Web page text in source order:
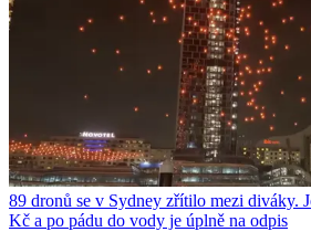
89 dronů se v Sydney zřítilo mezi diváky.
Kč a po pádu do vody je úplně na odpis